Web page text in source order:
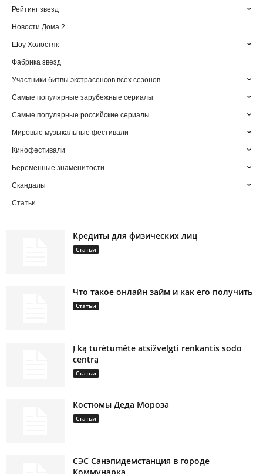
Рейтинг звезд
Новости Дома 2
Шоу Холостяк
Фабрика звезд
Участники битвы экстрасенсов всех сезонов
Самые популярные зарубежные сериалы
Самые популярные российские сериалы
Мировые музыкальные фестивали
Кинофестивали
Беременные знаменитости
Скандалы
Статьи
Кредиты для физических лиц
Статьи
Что такое онлайн займ и как его получить
Статьи
Į ką turėtumėte atsižvelgti renkantis sodo
centrą
Статьи
Костюмы Деда Мороза
Статьи
СЭС Санэпидемстанция в городе